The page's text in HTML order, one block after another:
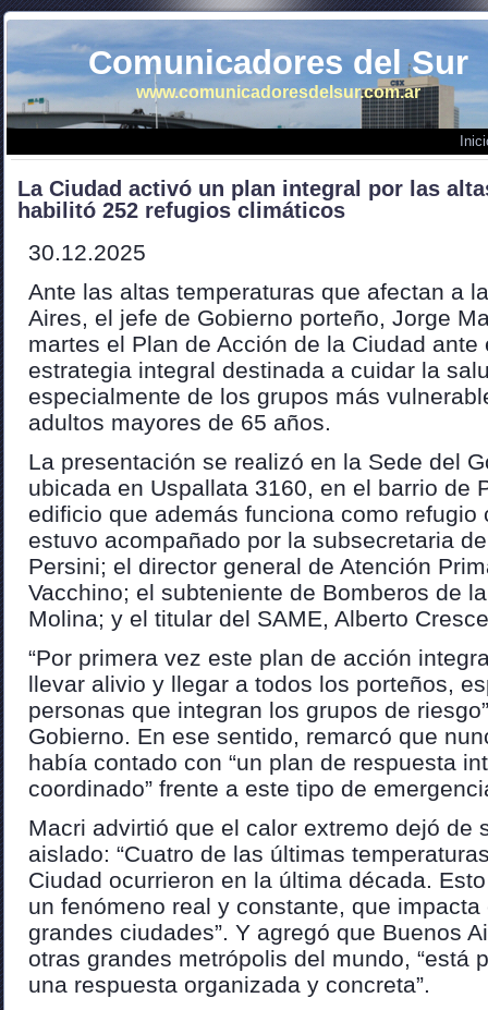
Comunicadores del Sur
www.comunicadoresdelsur.com.ar
La Ciudad activó un plan integral por las
habilitó 252 refugios climáticos
30.12.2025
Ante las altas temperaturas que afectan a
Aires, el jefe de Gobierno porteño, Jorge
martes el Plan de Acción de la Ciudad
estrategia integral destinada a cuidar la
especialmente de los grupos más
adultos mayores de 65 años.
La presentación se realizó en la Sede del
ubicada en Uspallata 3160, en el barrio de
edificio que además funciona como refugio
estuvo acompañado por la subsecretaria
Persini; el director general de Atención
Vacchino; el subteniente de Bomberos de
Molina; y el titular del SAME, Alberto
“Por primera vez este plan de acción
llevar alivio y llegar a todos los porteños,
personas que integran los grupos de
Gobierno. En ese sentido, remarcó que
había contado con “un plan de respuesta
coordinado” frente a este tipo de
Macri advirtió que el calor extremo dejó de
aislado: “Cuatro de las últimas
Ciudad ocurrieron en la última década.
un fenómeno real y constante, que
grandes ciudades”. Y agregó que Buenos
otras grandes metrópolis del mundo, “está
una respuesta organizada y concreta”.